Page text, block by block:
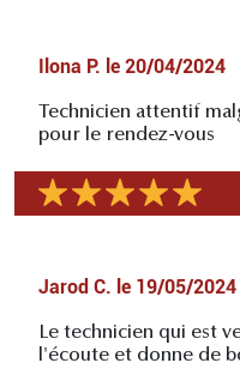
Ilona P. le 20/04/2024
Technicien attentif
pour le rendez-vous
Jarod C. le 19/05/2024
Le technicien qui est
l'écoute et donne de